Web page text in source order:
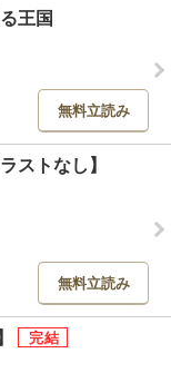
王国
無料立読み
ストなし】
無料立読み